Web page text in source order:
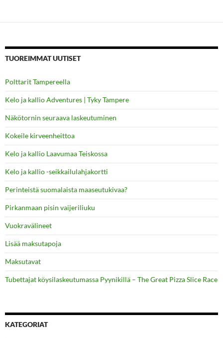
TUOREIMMAT UUTISET
Polttarit Tampereella
Kelo ja kallio Adventures | Tyky Tampere
Näkötornin seuraava laskeutuminen
Kokeile kirveenheittoa
Kelo ja kallio Laavumaa Teiskossa
Kelo ja kallio -seikkailulahjakortti
Perinteistä suomalaista maaseutukivaa?
Pirkanmaan pisin vaijeriliuku
Vuokravälineet
Lisää maksutapoja
Maksutavat
Tubettajat köysilaskeutumassa Pyynikillä – The Great Pizza Slice Race
KATEGORIAT